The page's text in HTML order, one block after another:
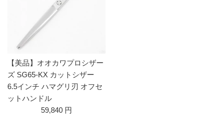
【美品】オオカワプロシザー
ズ SG65-KX カットシザー
6.5インチ ハマグリ刃 オフセ
ットハンドル
59,840 円